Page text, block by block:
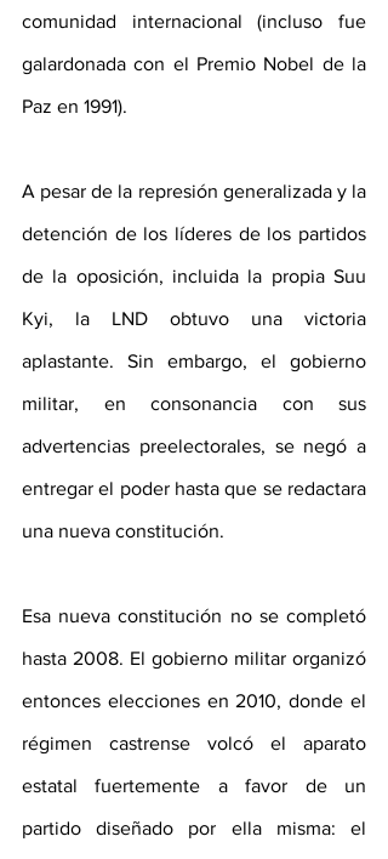
comunidad internacional (incluso fue
galardonada con el Premio Nobel de la
Paz en 1991).
A pesar de la represión generalizada y la
detención de los líderes de los partidos
de la oposición, incluida la propia Suu
Kyi, la LND obtuvo una victoria
aplastante. Sin embargo, el gobierno
militar, en consonancia con sus
advertencias preelectorales, se negó a
entregar el poder hasta que se redactara
una nueva constitución.
Esa nueva constitución no se completó
hasta 2008. El gobierno militar organizó
entonces elecciones en 2010, donde el
régimen castrense volcó el aparato
estatal fuertemente a favor de un
partido diseñado por ella misma: el